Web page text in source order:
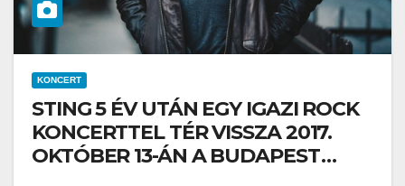
KONCERT
STING 5 ÉV UTÁN EGY IGAZI ROCK
KONCERTTEL TÉR VISSZA 2017.
OKTÓBER 13-ÁN A BUDAPEST